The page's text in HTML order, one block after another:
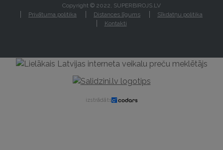
Copyright © 2022, SUPERBIROJS.LV
Privātuma politika
Distances līgums
Sīkdatņu politika
Kontakti
izstrādāts